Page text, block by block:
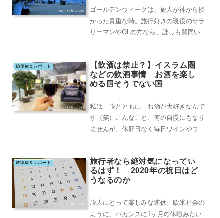
ゴールデンウィークは、旅人が神から授
かった貴重な時。旅行好きの現役のサラ
リーマンやOLの方なら、誰しも賛同いた
旅準備＆レポート
【飲酒は禁止？】イスラム圏
などの飲酒事情 お酒を楽し
める国そうでない国
私は、旅とともに、お酒が大好きなんで
す（笑）こんなこと、何の自慢にもなり
ませんが、休肝日なく毎日ワインやウイ
旅準備＆レポート
旅行者なら絶対気になってい
るはず！ 2020年の祝日はど
うなるのか
旅人にとって楽しみな連休。欧米社会の
ように、バカンスに1ヶ月の休暇みたい